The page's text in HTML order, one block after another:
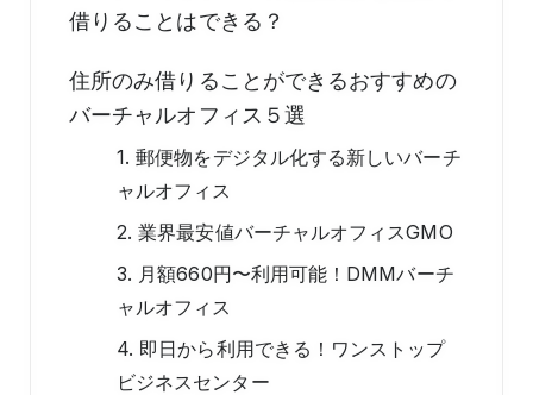
借りることはできる？
住所のみ借りることができるおすすめの
バーチャルオフィス５選
1. 郵便物をデジタル化する新しいバーチ
ャルオフィス
2. 業界最安値バーチャルオフィスGMO
3. 月額660円〜利用可能！DMMバーチ
ャルオフィス
4. 即日から利用できる！ワンストップ
ビジネスセンター